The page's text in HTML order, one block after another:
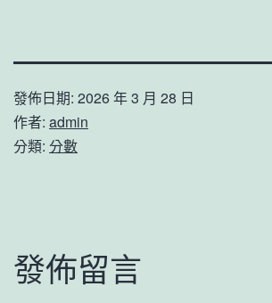
發佈日期: 2026 年 3 月 28 日
作者: admin
分類: 分數
發佈留言